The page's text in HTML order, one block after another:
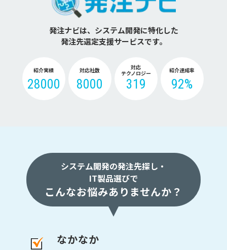
発注ナビは、システム開発に特化した
発注先選定支援サービスです。
紹介実績
28000
対応社数
8000
対応
テクノロジー
319
紹介達成率
92%
システム開発の発注先探し・
IT製品選びで
こんなお悩みありませんか？
なかなか